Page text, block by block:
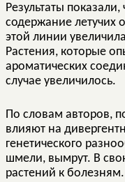
Результаты
содержание летучих
этой линии
Растения, которые
ароматических
случае увеличилось.
По словам авторов,
влияют на
генетического
шмели, вымрут. В
растений к болезням.